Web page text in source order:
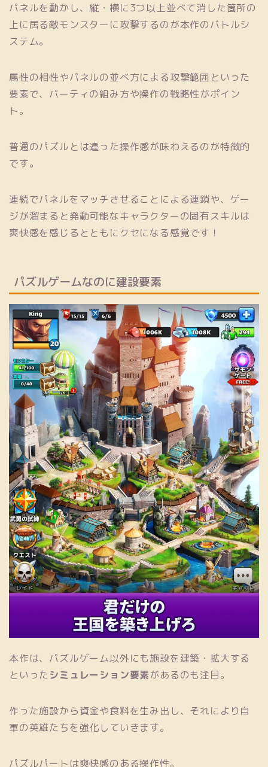
パネルを動かし、縦・横に3つ以上並べて消した箇所の
上に居る敵モンスターに攻撃するのが本作のバトルシ
ステム。
属性の相性やパネルの並べ方による攻撃範囲といった
要素で、パーティの組み方や操作の戦略性がポイン
ト。
普通のパズルとは違った操作感が味わえるのが特徴的
です。
連続でパネルをマッチさせることによる連鎖や、ゲー
ジが溜まると発動可能なキャラクターの固有スキルは
爽快感を感じるとともにクセになる感覚です！
パズルゲームなのに建設要素
本作は、パズルゲーム以外にも施設を建築・拡大する
といったシミュレーション要素があるのも注目。
作った施設から資金や食料を生み出し、それにより自
軍の英雄たちを強化していきます。
パズルパートは爽快感のある操作性。